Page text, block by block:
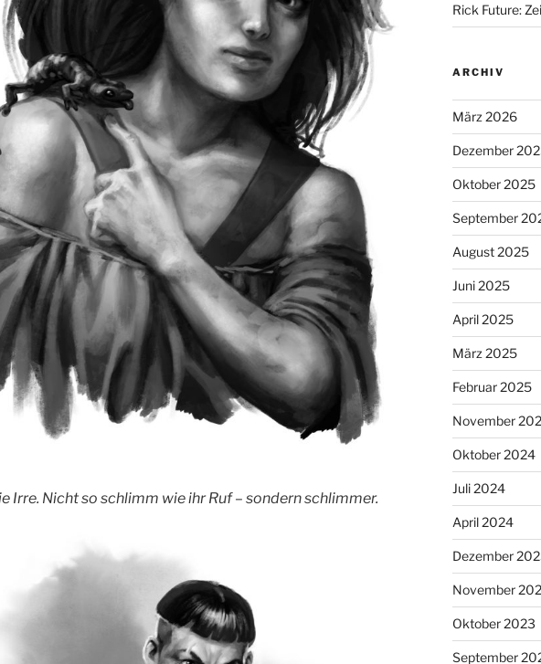
Irre. Nicht so schlimm wie ihr Ruf – sondern schlimmer.
Rick Future:
ARCHIV
März 2026
Dezember
Oktober 2025
September
August 2025
Juni 2025
April 2025
März 2025
Februar 2025
November
Oktober 2024
Juli 2024
April 2024
Dezember
November
Oktober 2023
September